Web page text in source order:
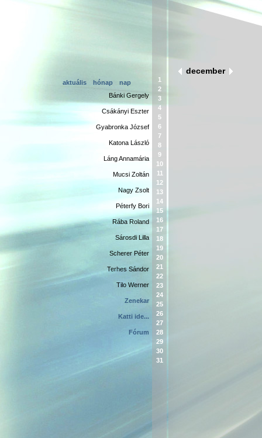
aktuális hónap
nap
Bánki Gergely
Csákányi Eszter
Gyabronka József
Katona László
Láng Annamária
Mucsi Zoltán
Nagy Zsolt
Péterfy Bori
Rába Roland
Sárosdi Lilla
Scherer Péter
Terhes Sándor
Tilo Werner
Zenekar
Katti ide...
Fórum
1
2
3
4
5
6
7
8
9
10
11
12
13
14
15
16
17
18
19
20
21
22
23
24
25
26
27
28
29
30
31
december